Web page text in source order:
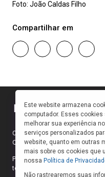
Foto: João Caldas Filho
Compartilhar em
Como faço para ir ao teatro?
Quais peças estão em cartaz?
Para responder a essas e
teatrais do INFOTEATRO.
Este website armazena
computador. Esses cookies
melhorar sua experiência
serviços personalizados
website, quanto em outras
mais sobre os cookies que
nossa Política de
Não rastrearemos suas